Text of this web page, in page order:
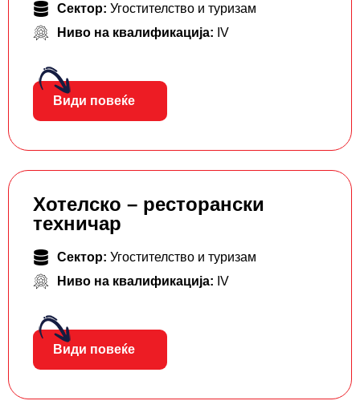
Сектор: Угостителство и туризам
Ниво на квалификација: IV
Види повеќе
Хотелско – ресторански
техничар
Сектор: Угостителство и туризам
Ниво на квалификација: IV
Види повеќе